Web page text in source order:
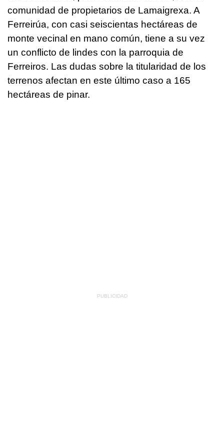
comunidad de propietarios de Lamaigrexa. A
Ferreirúa, con casi seiscientas hectáreas de
monte vecinal en mano común, tiene a su vez
un conflicto de lindes con la parroquia de
Ferreiros. Las dudas sobre la titularidad de los
terrenos afectan en este último caso a 165
hectáreas de pinar.